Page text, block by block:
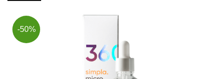
-50%